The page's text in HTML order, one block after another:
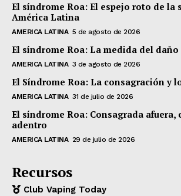
El síndrome Roa: El espejo roto de la
América Latina
AMERICA LATINA 5 de agosto de 2026
El síndrome Roa: La medida del daño
AMERICA LATINA 3 de agosto de 2026
El Síndrome Roa: La consagración y
AMERICA LATINA 31 de julio de 2026
El síndrome Roa: Consagrada afuera,
adentro
AMERICA LATINA 29 de julio de 2026
Recursos
Club Vaping Today